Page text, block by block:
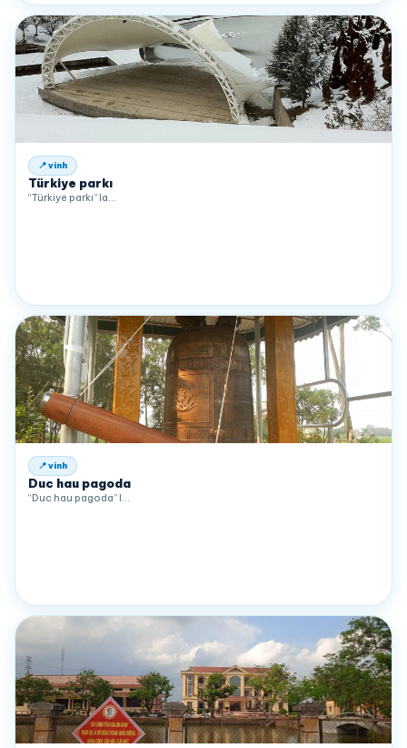
📍 vinh
Türkiye parkı
“Türkiye parkı” la…
📍 vinh
Duc hau pagoda
“Duc hau pagoda” l…